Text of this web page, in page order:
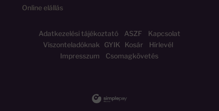
Online elállás
Adatkezelési tájékoztatóASZF
Kapcsolat
Viszonteladóknak
GYIK Kosár
Hírlevél
Impresszum
Csomagkövetés